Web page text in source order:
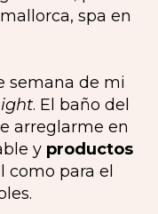
semana de mi
. El baño del
arreglarme en
y productos
como para el